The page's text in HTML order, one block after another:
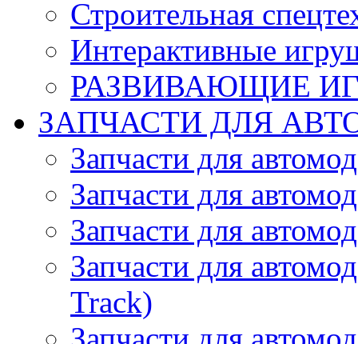
Строительная
Интерактивные
РАЗВИВАЮЩИЕ
ЗАПЧАСТИ ДЛЯ
Запчасти для
Запчасти для
Запчасти для
Запчасти для
Track)